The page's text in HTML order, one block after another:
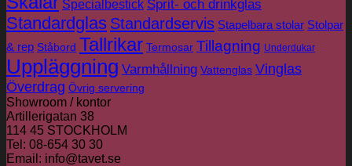
Specialbestick Sprit- och drinkglas
Standardglas Standardservis Stapelbara stolar Stolpar
& rep Ståbord Tallrikar Termosar Tillagning Underdukar
Uppläggning Varmhållning Vattenglas Vinglas
Överdrag Övrig servering
Showroom / kontor
Artillerigatan 38
114 45 STOCKHOLM
Tel: 08-654 30 30
Email: info@tavet.se